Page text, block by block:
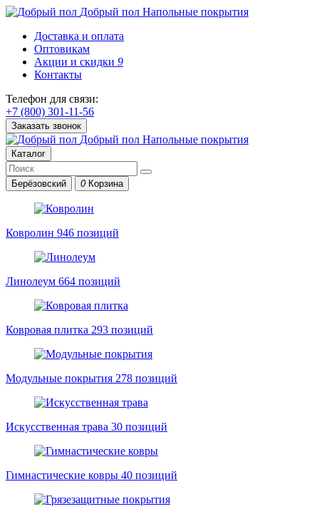
Добрый пол Напольные покрытия
Доставка и оплата
Оптовикам
Акции и скидки 9
Контакты
Телефон для связи:
+7 (800) 301-11-56
Заказать звонок
Добрый пол Напольные покрытия
Каталог
Берёзовский 0 Корзина
Ковролин 946 позиций
Линолеум 664 позиций
Ковровая плитка 293 позиций
Модульные покрытия 278 позиций
Искусственная трава 30 позиций
Гимнастические ковры 40 позиций